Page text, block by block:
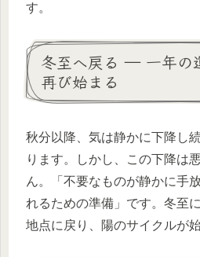
す。
冬至へ戻る ― 一年の
再び始まる
秋分以降、気は静かに下降し
ります。しかし、この下降は
ん。「不要なものが静かに手
れるための準備」です。冬至
地点に戻り、陽のサイクルが